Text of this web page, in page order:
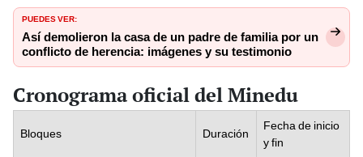
PUEDES VER:
Así demolieron la casa de un padre de familia por un
conflicto de herencia: imágenes y su testimonio
Cronograma oficial del Minedu
Bloques Duración
Fecha de inicio
y fin